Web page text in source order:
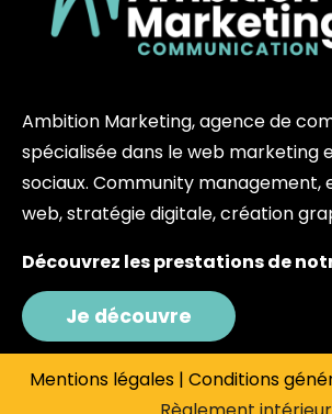
Ambition Marketing, agence de
spécialisée dans le web marketing
sociaux. Community management,
web, stratégie digitale, création
Découvrez les prestations de
Je découvre
Mentions légales | Conditions